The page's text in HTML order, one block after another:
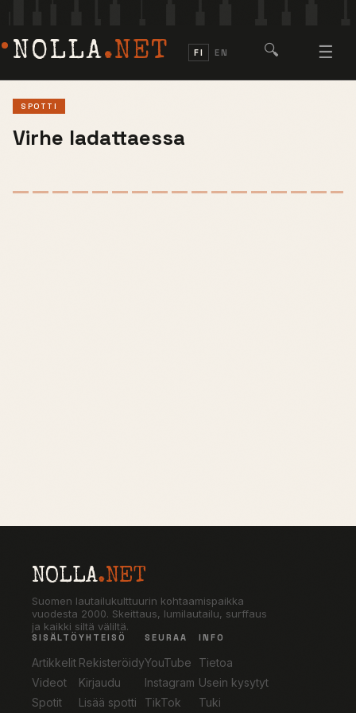
NOLLA.NET FI EN 🔍 ☰
SPOTTI
Virhe ladattaessa
NOLLA.NET
Suomen lautailukulttuurin kohtaamispaikka
vuodesta 2000. Skeittaus, lumilautailu, surffaus
ja kaikki siltä väliltä.
SISÄLTÖ
Artikkelit
Videot
Spotit
YHTEISÖ
Rekisteröidy
Kirjaudu
Lisää spotti
SEURAA
YouTube
Instagram
TikTok
INFO
Tietoa
Usein kysytyt
Tuki